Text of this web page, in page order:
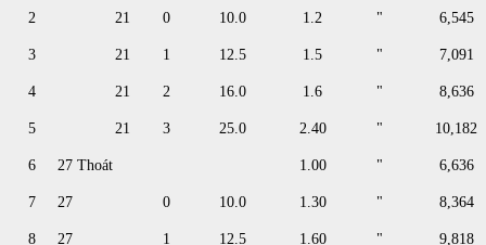
2 21 0 10.0 1.2 " 6,545
3 21 1 12.5 1.5 " 7,091
4 21 2 16.0 1.6 " 8,636
5 21 3 25.0 2.40 " 10,182
6 27 Thoát 1.00 " 6,636
7 27 0 10.0 1.30 " 8,364
8 27 1 12.5 1.60 " 9,818